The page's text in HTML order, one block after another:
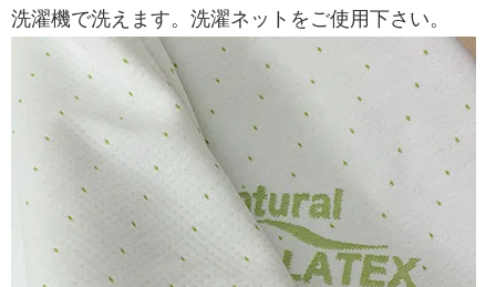
洗濯機で洗えます。洗濯ネットをご使用下さい。